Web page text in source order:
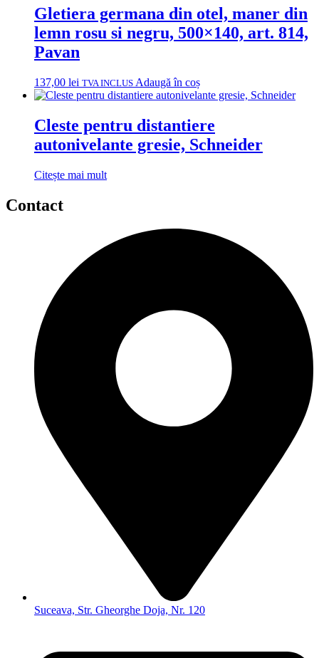
Gletiera germana din otel, maner din
lemn rosu si negru, 500×140, art. 814,
Pavan
137,00 lei TVA INCLUS Adaugă în coș
Cleste pentru distantiere
autonivelante gresie, Schneider
Citește mai mult
Contact
Suceava, Str. Gheorghe Doja, Nr. 120